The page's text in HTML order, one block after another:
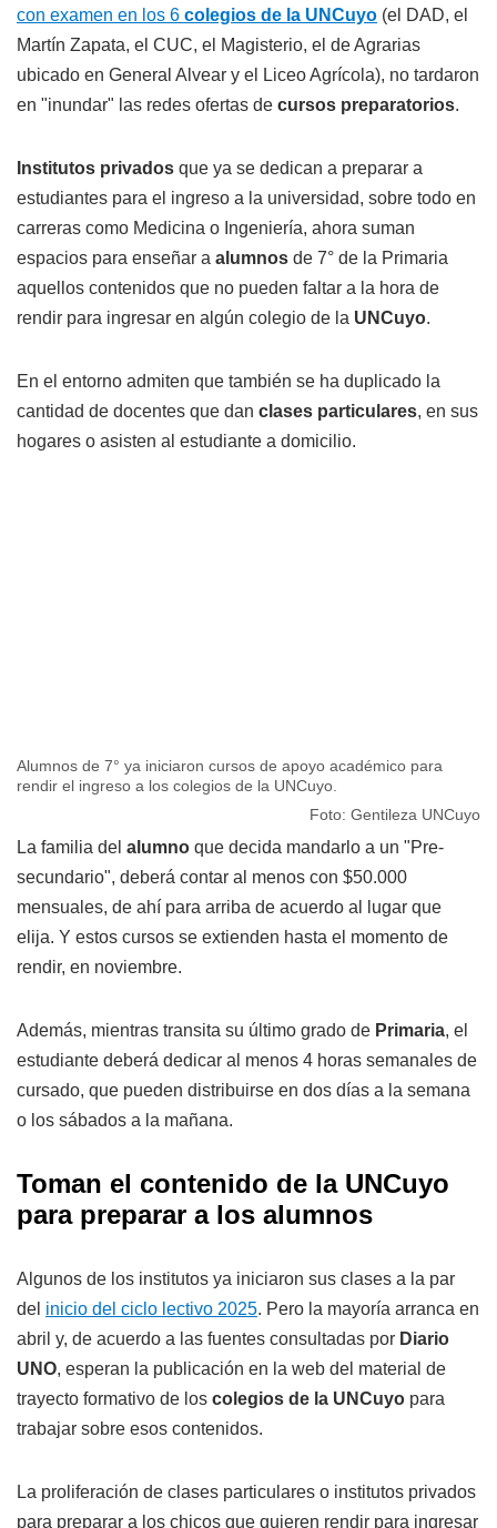
con examen en los 6 colegios de la UNCuyo (el DAD, el
Martín Zapata, el CUC, el Magisterio, el de Agrarias
ubicado en General Alvear y el Liceo Agrícola), no tardaron
en "inundar" las redes ofertas de cursos preparatorios.
Institutos privados que ya se dedican a preparar a
estudiantes para el ingreso a la universidad, sobre todo en
carreras como Medicina o Ingeniería, ahora suman
espacios para enseñar a alumnos de 7° de la Primaria
aquellos contenidos que no pueden faltar a la hora de
rendir para ingresar en algún colegio de la UNCuyo.
En el entorno admiten que también se ha duplicado la
cantidad de docentes que dan clases particulares, en sus
hogares o asisten al estudiante a domicilio.
Alumnos de 7° ya iniciaron cursos de apoyo académico para
rendir el ingreso a los colegios de la UNCuyo.
Foto: Gentileza UNCuyo
La familia del alumno que decida mandarlo a un "Pre-
secundario", deberá contar al menos con $50.000
mensuales, de ahí para arriba de acuerdo al lugar que
elija. Y estos cursos se extienden hasta el momento de
rendir, en noviembre.
Además, mientras transita su último grado de Primaria, el
estudiante deberá dedicar al menos 4 horas semanales de
cursado, que pueden distribuirse en dos días a la semana
o los sábados a la mañana.
Toman el contenido de la UNCuyo
para preparar a los alumnos
Algunos de los institutos ya iniciaron sus clases a la par
del inicio del ciclo lectivo 2025. Pero la mayoría arranca en
abril y, de acuerdo a las fuentes consultadas por Diario
UNO, esperan la publicación en la web del material de
trayecto formativo de los colegios de la UNCuyo para
trabajar sobre esos contenidos.
La proliferación de clases particulares o institutos privados
para preparar a los chicos que quieren rendir para ingresar